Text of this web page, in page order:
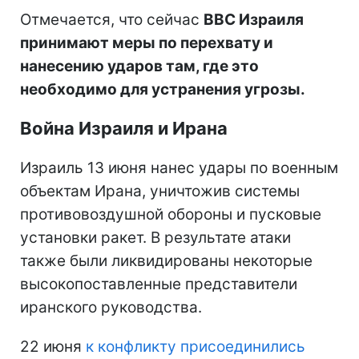
Отмечается, что сейчас ВВС Израиля
принимают меры по перехвату и
нанесению ударов там, где это
необходимо для устранения угрозы.
Война Израиля и Ирана
Израиль 13 июня нанес удары по военным
объектам Ирана, уничтожив системы
противовоздушной обороны и пусковые
установки ракет. В результате атаки
также были ликвидированы некоторые
высокопоставленные представители
иранского руководства.
22 июня к конфликту присоединились